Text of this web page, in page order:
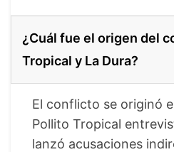
¿Cuál fue el origen del
Tropical y La Dura?
El conflicto se originó
Pollito Tropical
lanzó acusaciones